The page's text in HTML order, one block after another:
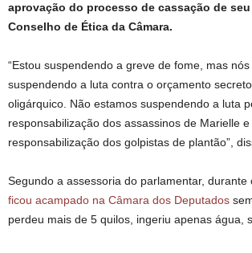
aprovação do processo de cassação de
Conselho de Ética da Câmara.
“Estou suspendendo a greve de fome, mas
suspendendo a luta contra o orçamento
oligárquico. Não estamos suspendendo a luta
responsabilização dos assassinos de Marielle e
responsabilização dos golpistas de plantão”,
Segundo a assessoria do parlamentar, durante
ficou acampado na Câmara dos Deputados
perdeu mais de 5 quilos, ingeriu apenas água,